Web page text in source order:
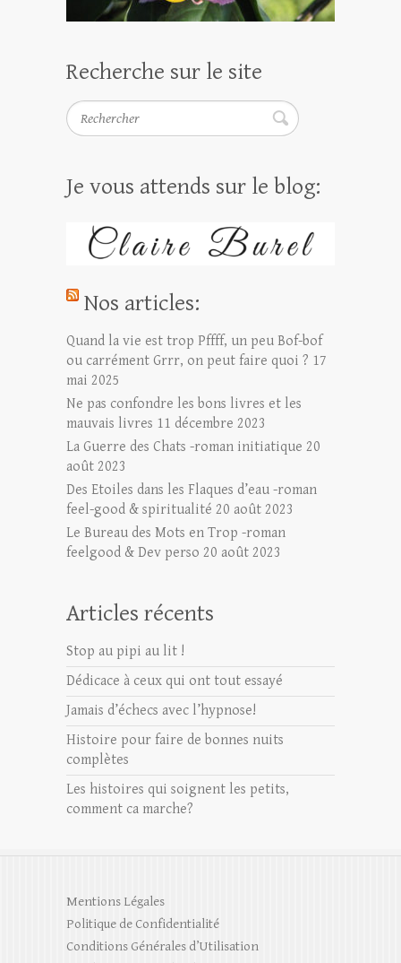
Recherche sur le site
Rechercher
Je vous attends sur le blog:
Nos articles:
Quand la vie est trop Pffff, un peu Bof-bof
ou carrément Grrr, on peut faire quoi ? 17
mai 2025
Ne pas confondre les bons livres et les
mauvais livres 11 décembre 2023
La Guerre des Chats -roman initiatique 20
août 2023
Des Etoiles dans les Flaques d’eau -roman
feel-good & spiritualité 20 août 2023
Le Bureau des Mots en Trop -roman
feelgood & Dev perso 20 août 2023
Articles récents
Stop au pipi au lit !
Dédicace à ceux qui ont tout essayé
Jamais d’échecs avec l’hypnose!
Histoire pour faire de bonnes nuits
complètes
Les histoires qui soignent les petits,
comment ca marche?
Mentions Légales
Politique de Confidentialité
Conditions Générales d’Utilisation